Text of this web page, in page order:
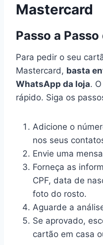
Mastercard
Passo a
Para pedir o seu
Mastercard, basta
WhatsApp da loja.
rápido. Siga os
Adicione o
nos seus
Envie uma
Forneça as
CPF, data de
foto do rosto.
Aguarde a
Se aprovado,
cartão em casa